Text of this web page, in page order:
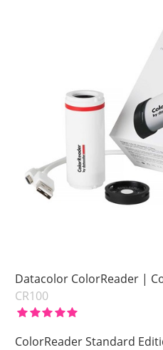
Datacolor ColorReader |
CR100
ColorReader Standard